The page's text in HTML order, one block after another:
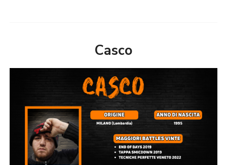
Casco